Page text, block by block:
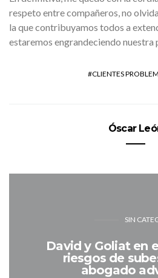
respeto entre compañeros, no
la que contribuyamos todos a
estaremos engrandeciendo nuestra
CLIENTES
Óscar
SIN
David y Goliat en
riesgos de
abogado